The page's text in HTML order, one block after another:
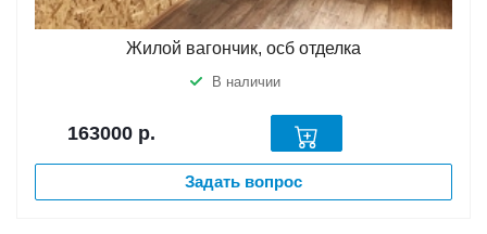
Жилой вагончик, осб отделка
В наличии
163000 р.
Задать вопрос